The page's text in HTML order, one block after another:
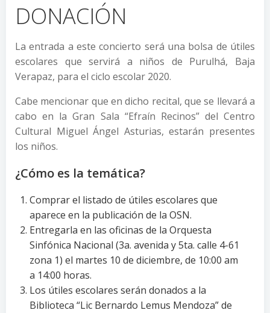
DONACIÓN
La entrada a este concierto será una bolsa de útiles
escolares que servirá a niños de Purulhá, Baja
Verapaz, para el ciclo escolar 2020.
Cabe mencionar que en dicho recital, que se llevará a
cabo en la Gran Sala “Efraín Recinos” del Centro
Cultural Miguel Ángel Asturias, estarán presentes
los niños.
¿Cómo es la temática?
Comprar el listado de útiles escolares que
aparece en la publicación de la OSN.
Entregarla en las oficinas de la Orquesta
Sinfónica Nacional (3a. avenida y 5ta. calle 4-61
zona 1) el martes 10 de diciembre, de 10:00 am
a 14:00 horas.
Los útiles escolares serán donados a la
Biblioteca “Lic Bernardo Lemus Mendoza” de